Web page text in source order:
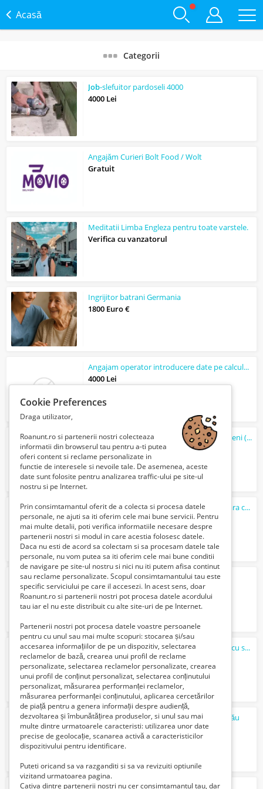
Acasă
Categorii
Job-slefuitor pardoseli 4000
4000 Lei
Angajăm Curieri Bolt Food / Wolt
Gratuit
Meditatii Limba Engleza pentru toate varstele.
Verifica cu vanzatorul
Ingrijitor batrani Germania
1800 Euro €
Angajam operator introducere date pe calculator de la domiciliu
4000 Lei
Angajare electricieni, automatisti, roboticieni (Pitesti, Mioveni)
Verifica cu vanzatorul
Buldoexcavatorist - CALIFICARE rapida (fara curs)
900 Lei
Angajam sofer pe camion
Verifica cu vanzatorul
Partener Tazz by EMAG, angajează curieri cu sau fără experiență
6500 Lei
Angajăm lucrător comercial - Win Herăstrău
Verifica cu vanzatorul
Cookie Preferences
Draga utilizator,
Roanunt.ro si partenerii nostri colecteaza
informatii din browserul tau pentru a-ti putea
oferi content si reclame personalizate in
functie de interesele si nevoile tale. De asemenea, aceste
date sunt folosite pentru analizarea traffic-ului pe site-ul
nostru si pe Internet.
Prin consimtamantul oferit de a colecta si procesa datele
personale, ne ajuti sa iti oferim cele mai bune servicii. Pentru
mai multe detalii, poti verifica informatiile necesare despre
partenerii nostri si modul in care acestia folosesc datele.
Daca nu esti de acord sa colectam si sa procesam datele tale
personale, nu vom putea sa iti oferim cele mai bune conditii
de navigare pe site-ul nostru si nici nu iti putem afisa continut
sau reclame personalizate. Scopul consimtamantului tau este
specific serviciului pe care il accesezi. In acest sens, doar
Roanunt.ro si partenerii nostri pot procesa datele acordului
tau iar el nu este distribuit cu alte site-uri de pe Internet.
Partenerii nostri pot procesa datele voastre persoanele
pentru cu unul sau mai multe scopuri: stocarea și/sau
accesarea informațiilor de pe un dispozitiv, selectarea
reclamelor de bază, crearea unui profil de reclame
personalizate, selectarea reclamelor personalizate, crearea
unui profil de conținut personalizat, selectarea conținutului
personalizat, măsurarea performanței reclamelor,
măsurarea performanței conținutului, aplicarea cercetărilor
de piață pentru a genera informații despre audiență,
dezvoltarea și îmbunătățirea produselor, si unul sau mai
multe dintre urmatoarele caracteristi: utilizarea unor date
precise de geolocație, scanarea activă a caracteristicilor
dispozitivului pentru identificare.
Puteti oricand sa va razganditi si sa va revizuiti optiunile
vizitand urmatoarea pagina.
Cativa dintre partenerii nostri nu cer consimtamantul tau, dar